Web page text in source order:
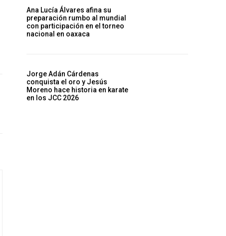
Ana Lucía Álvares afina su
preparación rumbo al mundial
con participación en el torneo
nacional en oaxaca
Jorge Adán Cárdenas
conquista el oro y Jesús
Moreno hace historia en karate
en los JCC 2026